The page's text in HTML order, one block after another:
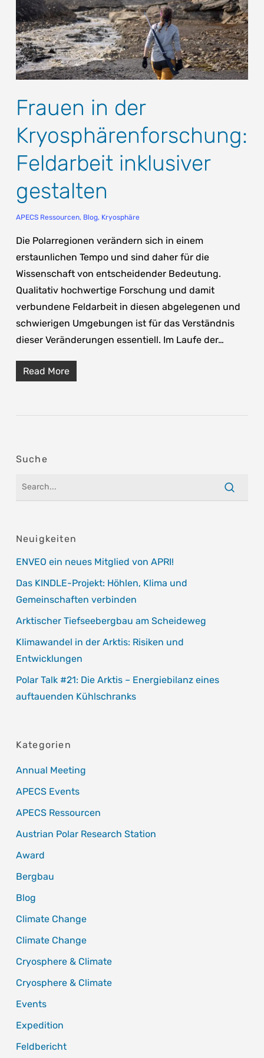
Frauen in der
Kryosphärenforschung:
Feldarbeit inklusiver
gestalten
APECS Ressourcen, Blog, Kryosphäre
Die Polarregionen verändern sich in einem
erstaunlichen Tempo und sind daher für die
Wissenschaft von entscheidender Bedeutung.
Qualitativ hochwertige Forschung und damit
verbundene Feldarbeit in diesen abgelegenen und
schwierigen Umgebungen ist für das Verständnis
dieser Veränderungen essentiell. Im Laufe der…
Read More
Suche
Neuigkeiten
ENVEO ein neues Mitglied von APRI!
Das KINDLE-Projekt: Höhlen, Klima und
Gemeinschaften verbinden
Arktischer Tiefseebergbau am Scheideweg
Klimawandel in der Arktis: Risiken und
Entwicklungen
Polar Talk #21: Die Arktis – Energiebilanz eines
auftauenden Kühlschranks
Kategorien
Annual Meeting
APECS Events
APECS Ressourcen
Austrian Polar Research Station
Award
Bergbau
Blog
Climate Change
Climate Change
Cryosphere & Climate
Cryosphere & Climate
Events
Expedition
Feldbericht